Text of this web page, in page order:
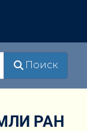
Поиск
РАН